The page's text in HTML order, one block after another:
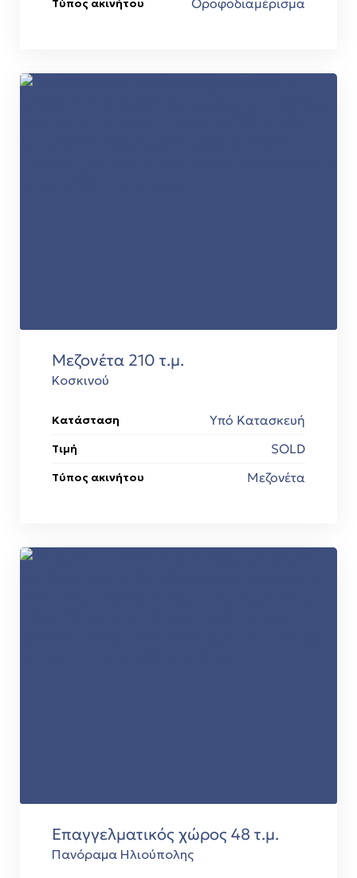
Τύπος ακινήτου
Μεζονέτα 210 τ.μ.
Κοσκινού
Κατάσταση Υπό Κατασκευή
Τιμή SOLD
Τύπος ακινήτου Μεζονέτα
Επαγγελματικός χώρος 48 τ.μ.
Πανόραμα Ηλιούπολης